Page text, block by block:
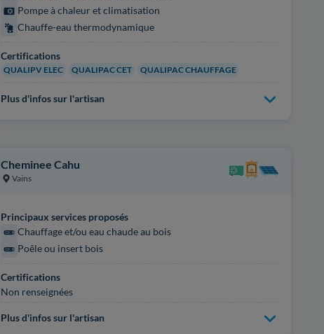
Pompe à chaleur et climatisation
Chauffe-eau thermodynamique
Certifications
QUALIPV ELEC QUALIPAC CET QUALIPAC CHAUFFAGE
Plus d'infos sur l'artisan
Cheminee Cahu
Vains
Principaux services proposés
Chauffage et/ou eau chaude au bois
Poêle ou insert bois
Certifications
Non renseignées
Plus d'infos sur l'artisan